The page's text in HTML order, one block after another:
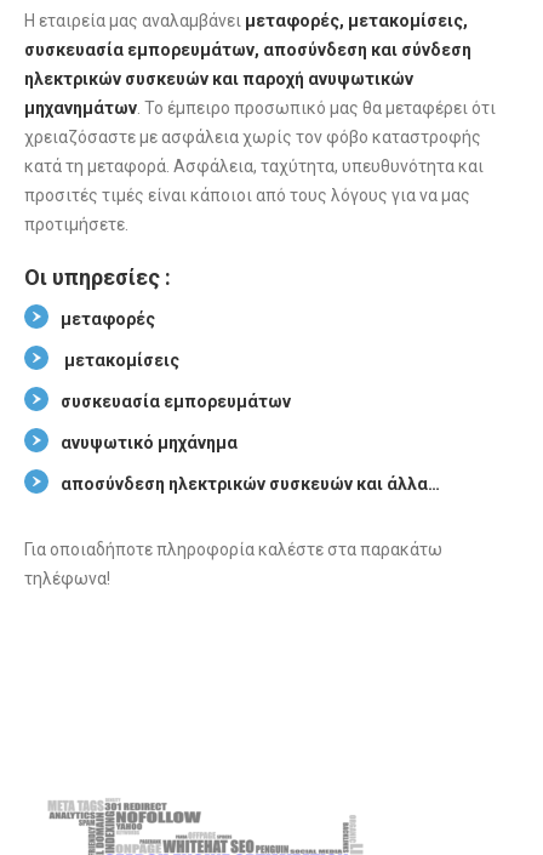
Η εταιρεία μας αναλαμβάνει μεταφορές, μετακομίσεις,
συσκευασία εμπορευμάτων, αποσύνδεση και σύνδεση
ηλεκτρικών συσκευών και παροχή ανυψωτικών
μηχανημάτων. Το έμπειρο προσωπικό μας θα μεταφέρει ότι
χρειαζόσαστε με ασφάλεια χωρίς τον φόβο καταστροφής
κατά τη μεταφορά. Ασφάλεια, ταχύτητα, υπευθυνότητα και
προσιτές τιμές είναι κάποιοι από τους λόγους για να μας
προτιμήσετε.
Οι υπηρεσίες :
μεταφορές
μετακομίσεις
συσκευασία εμπορευμάτων
ανυψωτικό μηχάνημα
αποσύνδεση ηλεκτρικών συσκευών και άλλα…
Για οποιαδήποτε πληροφορία καλέστε στα παρακάτω
τηλέφωνα!